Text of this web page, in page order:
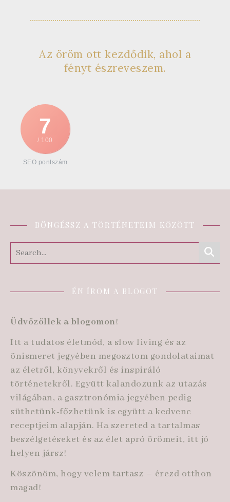
Az öröm ott kezdődik, ahol a
fényt észreveszem.
7
/ 100
SEO pontszám
BÖNGÉSSZ A TÖRTÉNETEIM KÖZÖTT
ÉN ÍROM A BLOGOT
Üdvözöllek a blogomon!
Itt a tudatos életmód, a slow living és az
önismeret jegyében megosztom gondolataimat
az életről, könyvekről és inspiráló
történetekről. Együtt kalandozunk az utazás
világában, a gasztronómia jegyében pedig
süthetünk-főzhetünk is együtt a kedvenc
receptjeim alapján. Ha szereted a tartalmas
beszélgetéseket és az élet apró örömeit, itt jó
helyen jársz!
Köszönöm, hogy velem tartasz – érezd otthon
magad!